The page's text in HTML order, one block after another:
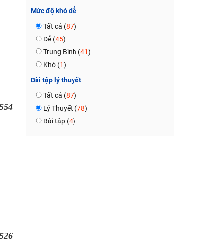
Mức độ khó dễ
Tất cả (87)
Dễ (45)
Trung Bình (41)
Khó (1)
Bài tập lý thuyết
Tất cả (87)
Lý Thuyết (78)
Bài tập (4)